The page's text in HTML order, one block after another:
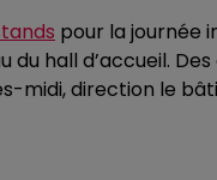
pour la journée
du hall d’accueil.
midi, direction le